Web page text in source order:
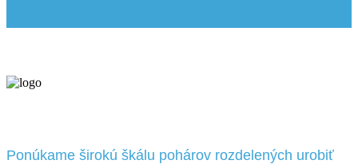
Ponúkame širokú škálu pohárov rozdelených urobiť